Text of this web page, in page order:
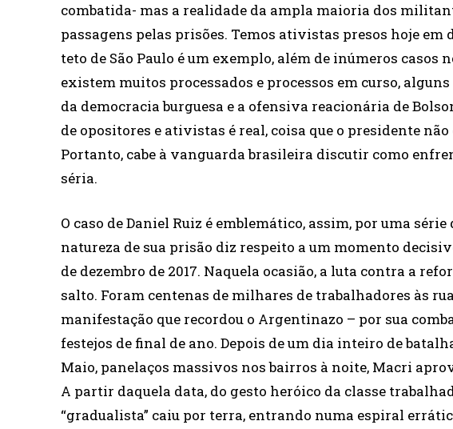
combatida- mas a realidade da ampla maioria dos
passagens pelas prisões. Temos ativistas presos hoje
teto de São Paulo é um exemplo, além de inúmeros casos
existem muitos processados e processos em curso,
da democracia burguesa e a ofensiva reacionária de
de opositores e ativistas é real, coisa que o presidente
Portanto, cabe à vanguarda brasileira discutir como
séria.
O caso de Daniel Ruiz é emblemático, assim, por uma
natureza de sua prisão diz respeito a um momento
de dezembro de 2017. Naquela ocasião, a luta contra a
salto. Foram centenas de milhares de trabalhadores às
manifestação que recordou o Argentinazo – por sua
festejos de final de ano. Depois de um dia inteiro de
Maio, panelaços massivos nos bairros à noite, Macri
A partir daquela data, do gesto heróico da classe
“gradualista” caiu por terra, entrando numa espiral